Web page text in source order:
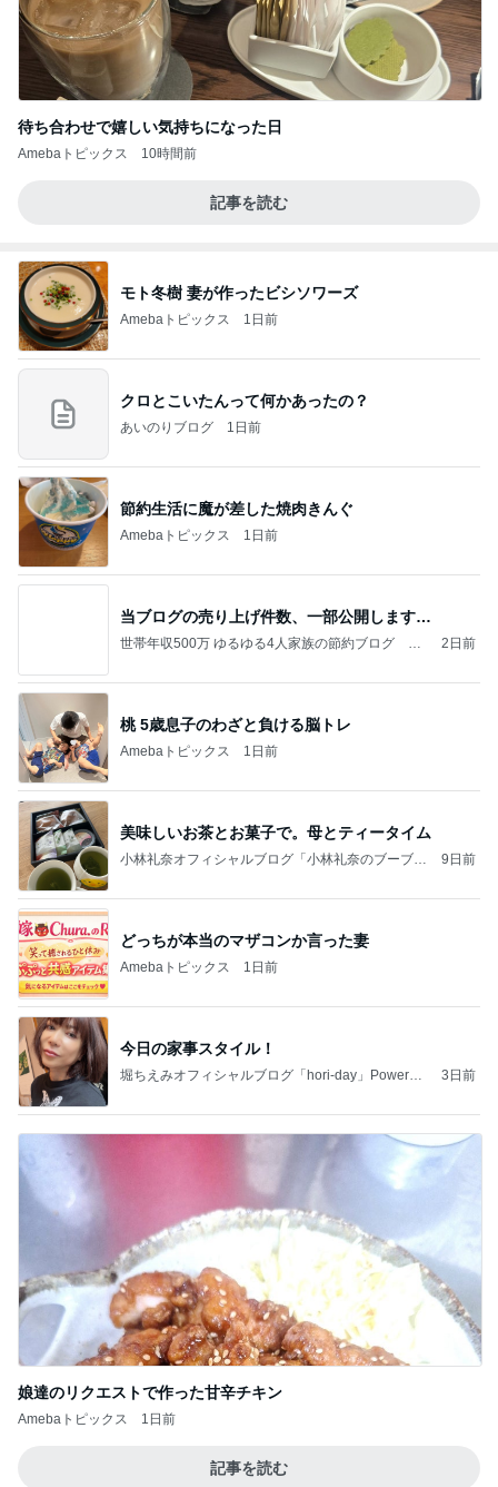
待ち合わせで嬉しい気持ちになった日
Amebaトピックス 10時間前
記事を読む
モト冬樹 妻が作ったビシソワーズ
Amebaトピックス 1日前
クロとこいたんって何かあったの？
あいのりブログ 1日前
節約生活に魔が差した焼肉きんぐ
Amebaトピックス 1日前
当ブログの売り上げ件数、一部公開します…
世帯年収500万 ゆるゆる4人家族の節約ブログ 〜
2日前
桃 5歳息子のわざと負ける脳トレ
Amebaトピックス 1日前
美味しいお茶とお菓子で。母とティータイム
小林礼奈オフィシャルブログ「小林礼奈のブーブー
9日前
どっちが本当のマザコンか言った妻
Amebaトピックス 1日前
今日の家事スタイル！
堀ちえみオフィシャルブログ「hori-day」Powered
3日前
娘達のリクエストで作った甘辛チキン
Amebaトピックス 1日前
記事を読む